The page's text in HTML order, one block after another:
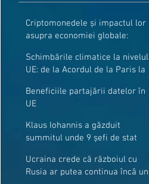
Criptomonedele și impactul lor
asupra economiei globale:
Schimbările climatice la nivelul
UE: de la Acordul de la Paris la
Beneficiile partajării datelor în
UE
Klaus Iohannis a găzduit
summitul unde 9 șefi de stat
granițe
Ucraina crede că războiul cu
Rusia ar putea continua încă un